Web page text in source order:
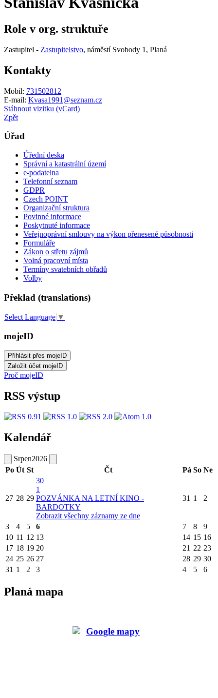
Role v org. struktuře
Zastupitel - Zastupitelstvo, náměstí Svobody 1, Planá
Kontakty
Mobil: 731502812
E-mail: Kvasa1991@seznam.cz
Stáhnout vizitku (vCard)
Zpět
Úřad
Úřední deska
Správní a katastrální území
e-podatelna
Telefonní seznam
GDPR
Czech POINT
Organizační struktura
Povinné informace
Poskytnuté informace
Veřejnoprávní smlouvy na výkon přenesené působnosti
Formuláře
Zákon o střetu zájmů
Volná pracovní místa
Termíny svatebních obřadů
Volby
Překlad (translations)
Select Language ▼
mojeID
Proč mojeID
RSS výstup
Kalendář
Srpen2026
Po Út St Čt Pá So Ne
27 28 29
30
1
POZVÁNKA NA LETNÍ KINO -
BARDOTKY
Zobrazit všechny záznamy ze dne
31 1 2
3 4 5 6 7 8
9
10 11 12 13 14 15 16
17 18 19 20 21 22 23
24 25 26 27 28 29 30
31 1 2 3 4 5 6
Planá mapa